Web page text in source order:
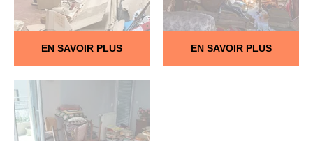
EN SAVOIR PLUS EN SAVOIR PLUS